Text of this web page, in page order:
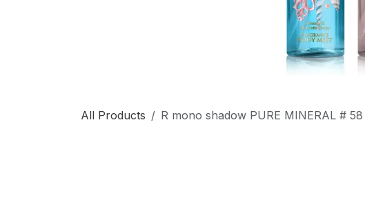
All Products R mono shadow PURE MINERAL #